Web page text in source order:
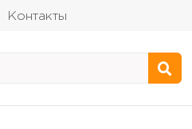
Контакты